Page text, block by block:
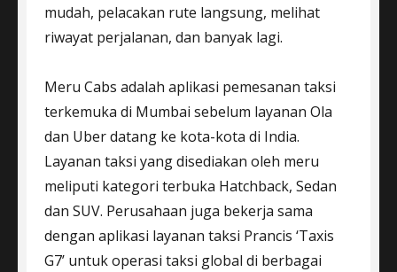
mudah, pelacakan rute langsung, melihat
riwayat perjalanan, dan banyak lagi.
Meru Cabs adalah aplikasi pemesanan taksi
terkemuka di Mumbai sebelum layanan Ola
dan Uber datang ke kota-kota di India.
Layanan taksi yang disediakan oleh meru
meliputi kategori terbuka Hatchback, Sedan
dan SUV. Perusahaan juga bekerja sama
dengan aplikasi layanan taksi Prancis ‘Taxis
G7’ untuk operasi taksi global di berbagai